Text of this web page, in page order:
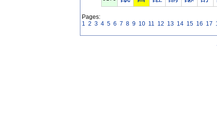
Pages:
1 2 3 4 5 6 7 8 9 10 11 12 13 14 15 16 17